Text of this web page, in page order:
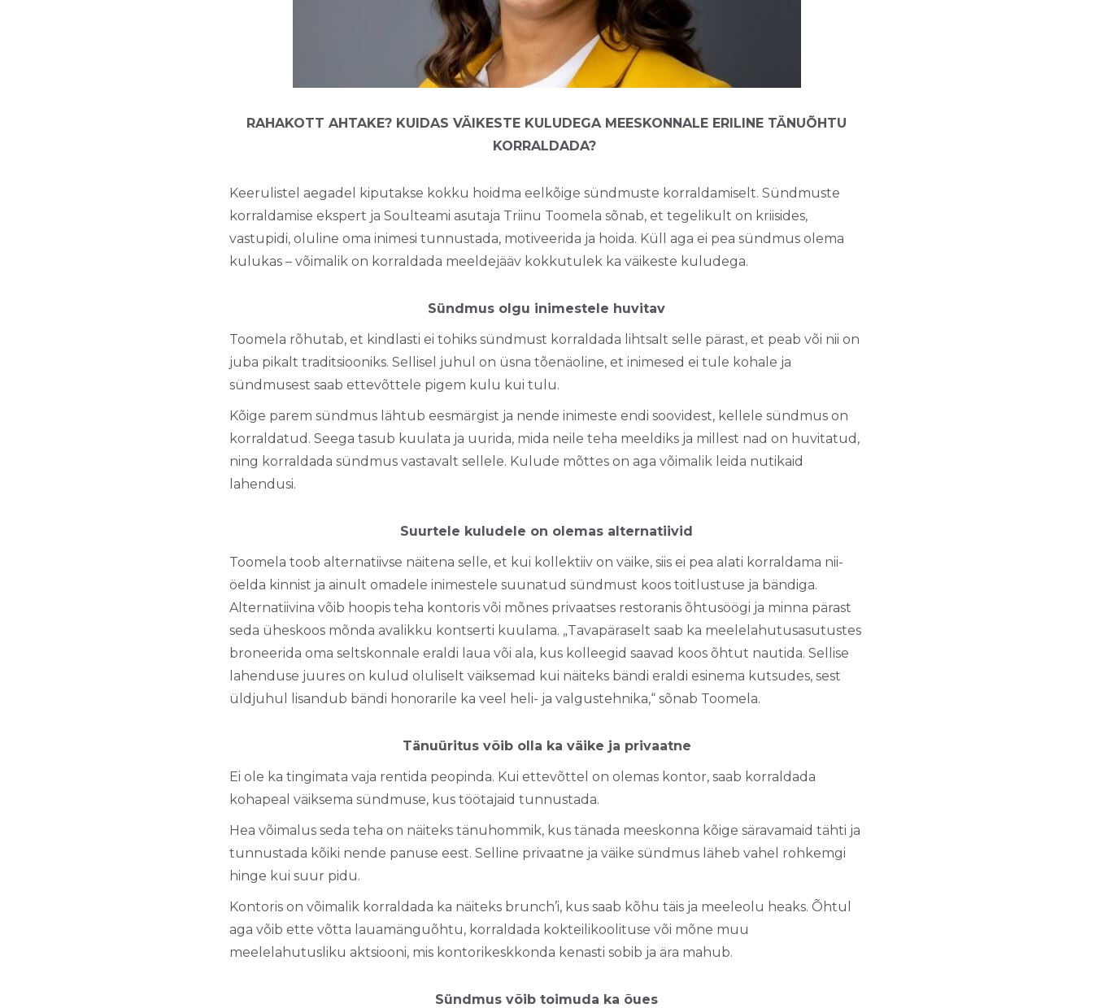
RAHAKOTT AHTAKE? KUIDAS VÄIKESTE KULUDEGA MEESKONNALE ERILINE TÄNUÕHTU
KORRALDADA?
Keerulistel aegadel kiputakse kokku hoidma eelkõige sündmuste korraldamiselt. Sündmuste
korraldamise ekspert ja Soulteami asutaja Triinu Toomela sõnab, et tegelikult on kriisides,
vastupidi, oluline oma inimesi tunnustada, motiveerida ja hoida. Küll aga ei pea sündmus olema
kulukas – võimalik on korraldada meeldejääv kokkutulek ka väikeste kuludega.
Sündmus olgu inimestele huvitav
Toomela rõhutab, et kindlasti ei tohiks sündmust korraldada lihtsalt selle pärast, et peab või nii on
juba pikalt traditsiooniks. Sellisel juhul on üsna tõenäoline, et inimesed ei tule kohale ja
sündmusest saab ettevõttele pigem kulu kui tulu.
Kõige parem sündmus lähtub eesmärgist ja nende inimeste endi soovidest, kellele sündmus on
korraldatud. Seega tasub kuulata ja uurida, mida neile teha meeldiks ja millest nad on huvitatud,
ning korraldada sündmus vastavalt sellele. Kulude mõttes on aga võimalik leida nutikaid
lahendusi.
Suurtele kuludele on olemas alternatiivid
Toomela toob alternatiivse näitena selle, et kui kollektiiv on väike, siis ei pea alati korraldama nii-
öelda kinnist ja ainult omadele inimestele suunatud sündmust koos toitlustuse ja bändiga.
Alternatiivina võib hoopis teha kontoris või mõnes privaatses restoranis õhtusöögi ja minna pärast
seda üheskoos mõnda avalikku kontserti kuulama. „Tavapäraselt saab ka meelelahutusasutustes
broneerida oma seltskonnale eraldi laua või ala, kus kolleegid saavad koos õhtut nautida. Sellise
lahenduse juures on kulud oluliselt väiksemad kui näiteks bändi eraldi esinema kutsudes, sest
üldjuhul lisandub bändi honorarile ka veel heli- ja valgustehnika,“ sõnab Toomela.
Tänuüritus võib olla ka väike ja privaatne
Ei ole ka tingimata vaja rentida peopinda. Kui ettevõttel on olemas kontor, saab korraldada
kohapeal väiksema sündmuse, kus töötajaid tunnustada.
Hea võimalus seda teha on näiteks tänuhommik, kus tänada meeskonna kõige säravamaid tähti ja
tunnustada kõiki nende panuse eest. Selline privaatne ja väike sündmus läheb vahel rohkemgi
hinge kui suur pidu.
Kontoris on võimalik korraldada ka näiteks brunch’i, kus saab kõhu täis ja meeleolu heaks. Õhtul
aga võib ette võtta lauamänguõhtu, korraldada kokteilikoolituse või mõne muu
meelelahutusliku aktsiooni, mis kontorikeskkonda kenasti sobib ja ära mahub.
Sündmus võib toimuda ka õues